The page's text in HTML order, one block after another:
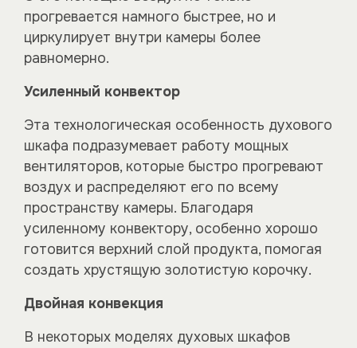
прогревается намного быстрее, но и
циркулирует внутри камеры более
равномерно.
Усиленный конвектор
Эта технологическая особенность духового
шкафа подразумевает работу мощных
вентиляторов, которые быстро прогревают
воздух и распределяют его по всему
пространству камеры. Благодаря
усиленному конвектору, особенно хорошо
готовится верхний слой продукта, помогая
создать хрустящую золотистую корочку.
Двойная конвекция
В некоторых моделях духовых шкафов